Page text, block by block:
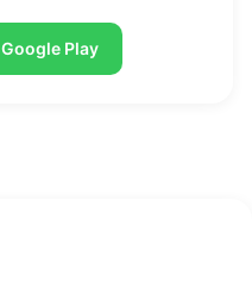
Google Play